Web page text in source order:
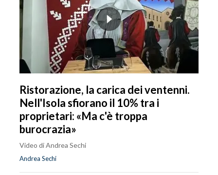
Ristorazione, la carica dei ventenni.
Nell'Isola sfiorano il 10% tra i
proprietari: «Ma c'è troppa
burocrazia»
Video di Andrea Sechi
Andrea Sechi